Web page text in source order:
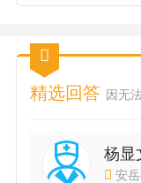
精选回答 因无
杨显
安